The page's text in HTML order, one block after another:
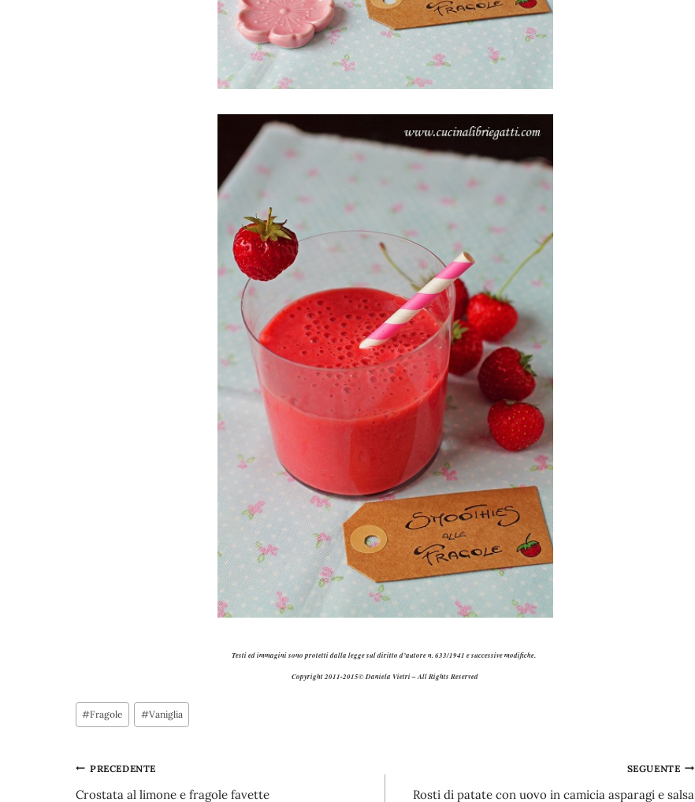
Testi ed immagini sono protetti dalla legge sul diritto d’autore n. 633/1941 e successive modifiche.
Copyright 2011-2015© Daniela Vietri – All Rights Reserved
Tag
articolo:
#Fragole #Vaniglia
Navigazione
PRECEDENTE
Crostata al limone e fragole favette
SEGUENTE
Rosti di patate con uovo in camicia asparagi e salsa